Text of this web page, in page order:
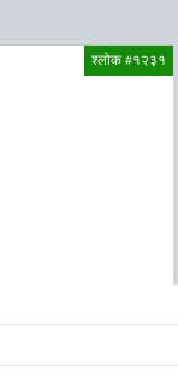
श्लोक #१२३१